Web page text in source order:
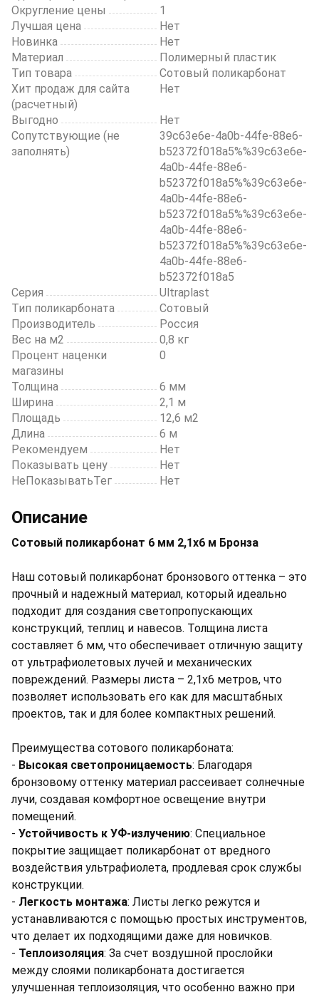
Округление цены
1
Лучшая цена
Нет
Новинка
Нет
Материал
Полимерный пластик
Тип товара
Сотовый поликарбонат
Хит продаж для сайта
(расчетный)
Нет
Выгодно
Нет
Сопутствующие (не
заполнять)
39c63e6e-4a0b-44fe-88e6-
b52372f018a5%%39c63e6e-
4a0b-44fe-88e6-
b52372f018a5%%39c63e6e-
4a0b-44fe-88e6-
b52372f018a5%%39c63e6e-
4a0b-44fe-88e6-
b52372f018a5%%39c63e6e-
4a0b-44fe-88e6-
b52372f018a5
Серия
Ultraplast
Тип поликарбоната
Сотовый
Производитель
Россия
Вес на м2
0,8 кг
Процент наценки
магазины
0
Толщина
6 мм
Ширина
2,1 м
Площадь
12,6 м2
Длина
6 м
Рекомендуем
Нет
Показывать цену
Нет
НеПоказыватьТег
Нет
Описание
Сотовый поликарбонат 6 мм 2,1х6 м Бронза
Наш сотовый поликарбонат бронзового оттенка – это
прочный и надежный материал, который идеально
подходит для создания светопропускающих
конструкций, теплиц и навесов. Толщина листа
составляет 6 мм, что обеспечивает отличную защиту
от ультрафиолетовых лучей и механических
повреждений. Размеры листа – 2,1х6 метров, что
позволяет использовать его как для масштабных
проектов, так и для более компактных решений.
Преимущества сотового поликарбоната:
- Высокая светопроницаемость: Благодаря
бронзовому оттенку материал рассеивает солнечные
лучи, создавая комфортное освещение внутри
помещений.
- Устойчивость к УФ-излучению: Специальное
покрытие защищает поликарбонат от вредного
воздействия ультрафиолета, продлевая срок службы
конструкции.
- Легкость монтажа: Листы легко режутся и
устанавливаются с помощью простых инструментов,
что делает их подходящими даже для новичков.
- Теплоизоляция: За счет воздушной прослойки
между слоями поликарбоната достигается
улучшенная теплоизоляция, что особенно важно при